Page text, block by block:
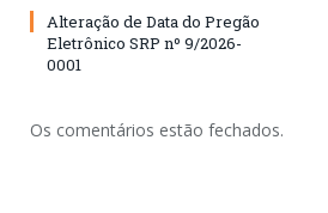
Alteração de Data do Pregão
Eletrônico SRP nº 9/2026-
0001
Os comentários estão fechados.